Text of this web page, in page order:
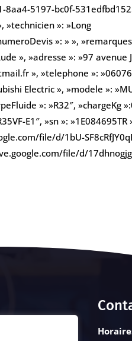
5197-bc0f-
»technicien »: »Long
»: » »,
», »adresse »: »97 avenue
», »telephone »:
Electric », »modele »:
»: »R32″,
E1″, »sn »:
file/d/1bU-
file/d/